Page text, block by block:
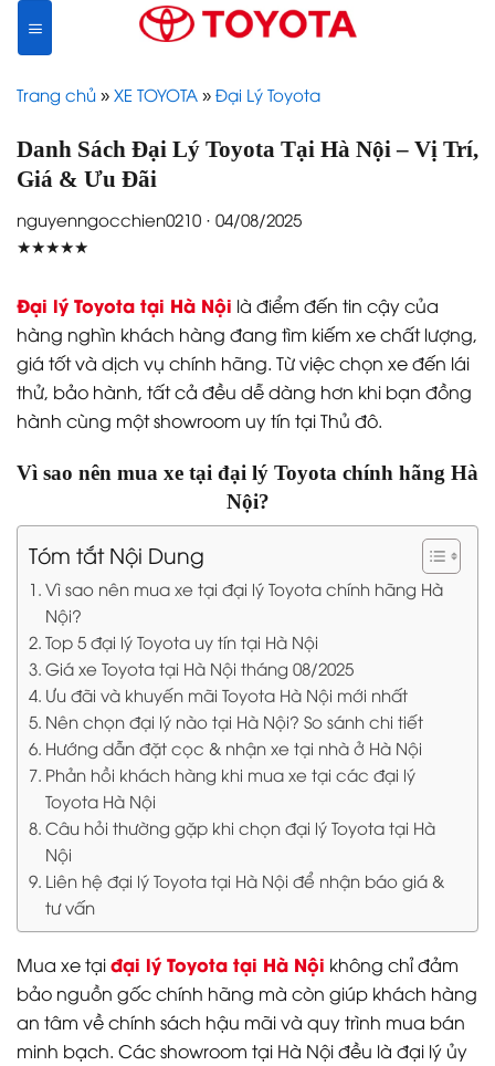
content
Trang chủ » XE TOYOTA » Đại Lý Toyota
Danh Sách Đại Lý Toyota Tại Hà Nội – Vị Trí,
Giá & Ưu Đãi
nguyenngocchien0210 · 04/08/2025
★★★★★
Đại lý Toyota tại Hà Nội là điểm đến tin cậy của
hàng nghìn khách hàng đang tìm kiếm xe chất lượng,
giá tốt và dịch vụ chính hãng. Từ việc chọn xe đến lái
thử, bảo hành, tất cả đều dễ dàng hơn khi bạn đồng
hành cùng một showroom uy tín tại Thủ đô.
Vì sao nên mua xe tại đại lý Toyota chính hãng Hà
Nội?
Tóm tắt Nội Dung
Vì sao nên mua xe tại đại lý Toyota chính hãng Hà
Nội?
Top 5 đại lý Toyota uy tín tại Hà Nội
Giá xe Toyota tại Hà Nội tháng 08/2025
Ưu đãi và khuyến mãi Toyota Hà Nội mới nhất
Nên chọn đại lý nào tại Hà Nội? So sánh chi tiết
Hướng dẫn đặt cọc & nhận xe tại nhà ở Hà Nội
Phản hồi khách hàng khi mua xe tại các đại lý
Toyota Hà Nội
Câu hỏi thường gặp khi chọn đại lý Toyota tại Hà
Nội
Liên hệ đại lý Toyota tại Hà Nội để nhận báo giá &
tư vấn
Mua xe tạiđại lý Toyota tại Hà Nội không chỉ đảm
bảo nguồn gốc chính hãng mà còn giúp khách hàng
an tâm về chính sách hậu mãi và quy trình mua bán
minh bạch. Các showroom tại Hà Nội đều là đại lý ủy